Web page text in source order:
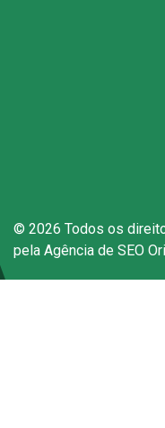
Santa Isabel - SP -
© 2026 Todos os
pela Agência de SEO